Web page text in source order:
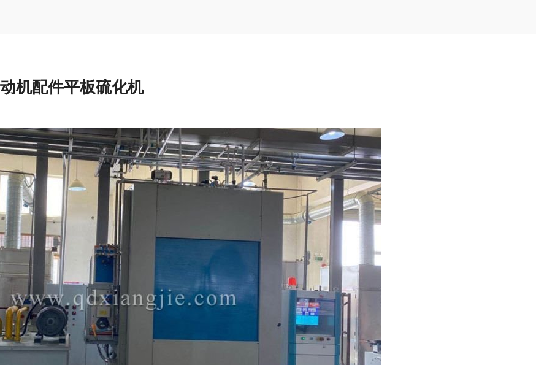
机配件平板硫化机